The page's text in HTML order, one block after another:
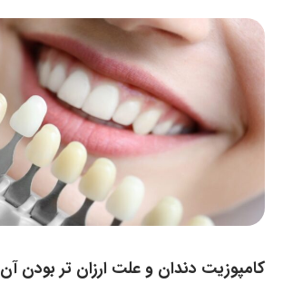
کامپوزیت دندان و علت ارزان تر بودن آن